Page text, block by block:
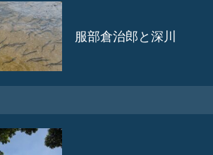
服部倉治郎と深川